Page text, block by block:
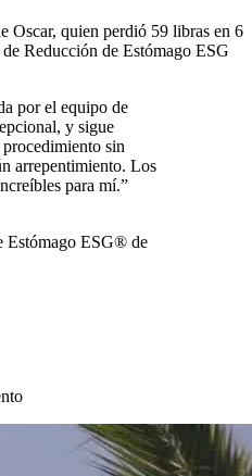
por el equipo de
y sigue
sin
arrepentimiento. Los
para mí.”
Estómago ESG® de